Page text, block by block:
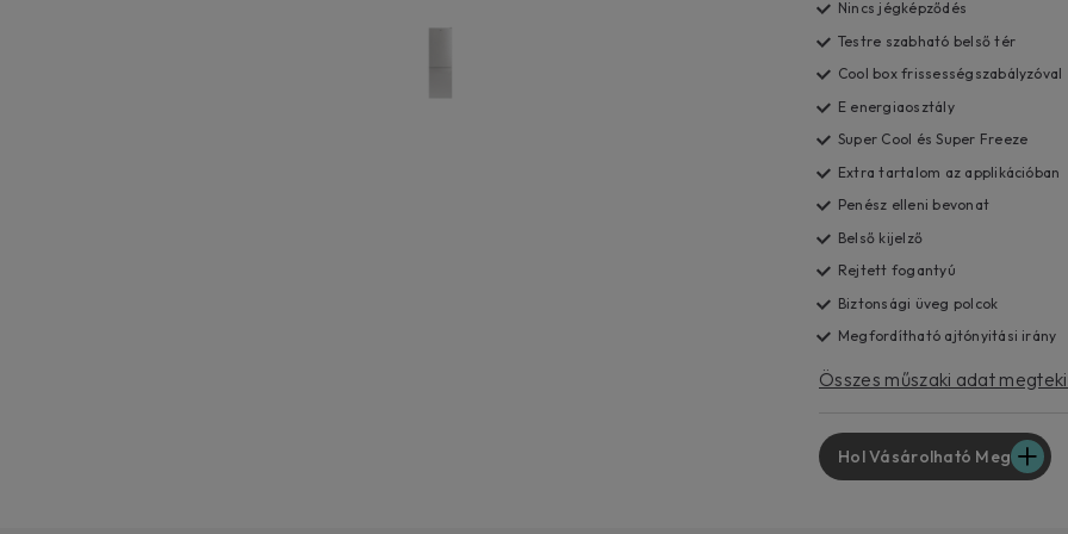
Nincs jégképződés
Testre szabható belső tér
Cool box frissességszabályzóval
E energiaosztály
Super Cool és Super Freeze
Extra tartalom az applikációban
Penész elleni bevonat
Belső kijelző
Rejtett fogantyú
Biztonsági üveg polcok
Megfordítható ajtónyitási irány
Összes műszaki adat
Hol Vásárolható Meg